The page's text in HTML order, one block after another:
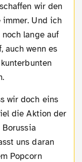
wir den
immer. Und ich
noch lange auf
auch wenn es
die Aktion der
uns daran
Popcorn